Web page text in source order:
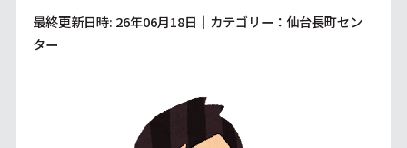
最終更新日時: 26年06月18日｜カテゴリー：仙台長町セン
ター